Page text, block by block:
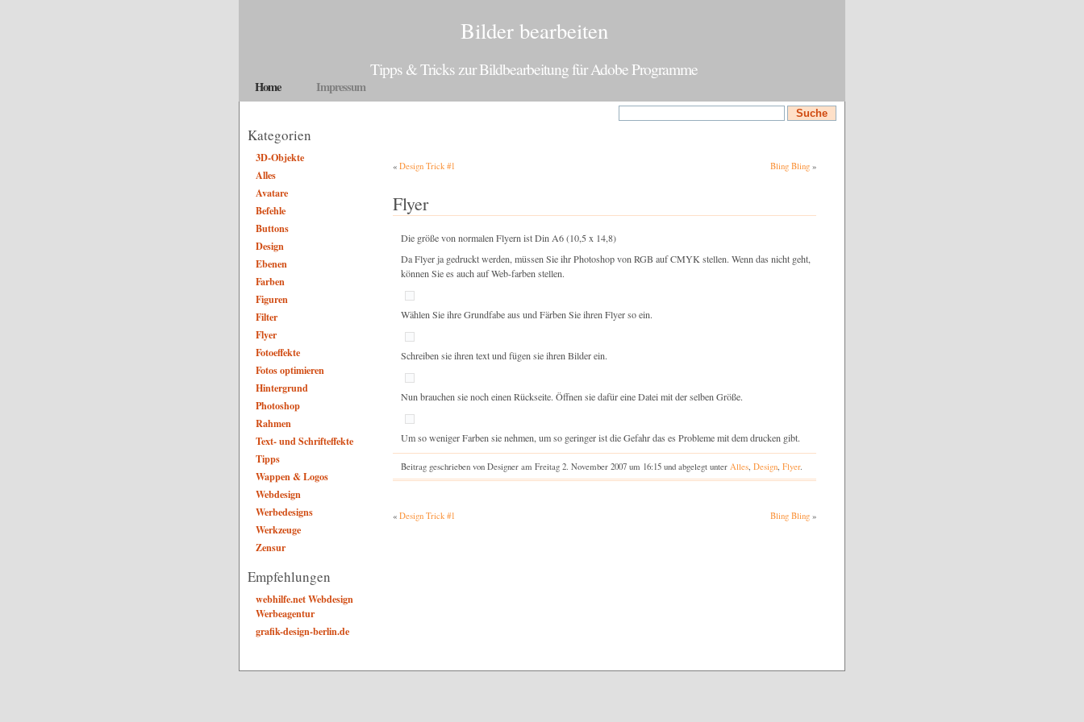
Bilder bearbeiten
Tipps & Tricks zur Bildbearbeitung für Adobe Programme
Home Impressum
Kategorien
3D-Objekte
Alles
Avatare
Befehle
Buttons
Design
Ebenen
Farben
Figuren
Filter
Flyer
Fotoeffekte
Fotos optimieren
Hintergrund
Photoshop
Rahmen
Text- und Schrifteffekte
Tipps
Wappen & Logos
Webdesign
Werbedesigns
Werkzeuge
Zensur
Empfehlungen
webhilfe.net Webdesign
Werbeagentur
grafik-design-berlin.de
« Design Trick #1 Bling Bling »
Flyer
Die größe von normalen Flyern ist Din A6 (10,5 x 14,8)
Da Flyer ja gedruckt werden, müssen Sie ihr Photoshop von RGB auf CMYK stellen. Wenn das nicht geht,
können Sie es auch auf Web-farben stellen.
Wählen Sie ihre Grundfabe aus und Färben Sie ihren Flyer so ein.
Schreiben sie ihren text und fügen sie ihren Bilder ein.
Nun brauchen sie noch einen Rückseite. Öffnen sie dafür eine Datei mit der selben Größe.
Um so weniger Farben sie nehmen, um so geringer ist die Gefahr das es Probleme mit dem drucken gibt.
Beitrag geschrieben von Designer am Freitag 2. November 2007 um 16:15 und abgelegt unter Alles, Design, Flyer.
« Design Trick #1 Bling Bling »